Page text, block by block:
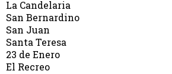
La Candelaria
San Bernardino
San Juan
Santa Teresa
23 de Enero
El Recreo